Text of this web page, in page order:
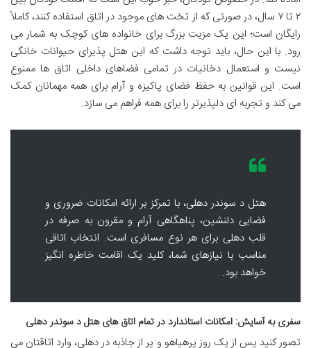
۲ تا ۷ سال، در صورتی که از تخت های موجود در اتاق استفاده کنند، کاملاً
رایگان است؛ این یک مزیت بزرگ برای خانواده های کوچک به شمار می
رود. با این حال، باید توجه داشت که این هتل پذیرای حیوانات خانگی
نیست و استعمال دخانیات در تمامی فضاهای داخلی اتاق ها ممنوع
است. این قوانین به حفظ فضای پاکیزه و آرام برای همه مهمانان کمک
می کند و تجربه ای دلپذیرتر را برای همه فراهم می سازد.
هتل د سوندر دهلی، با تمرکز بر ارائه امکانات ضروری و
فضایی دلنشین، پناهگاهی آرام و مقرون به صرفه در
قلب دهلی برای هر نوع مسافری است. انتخاب اتاقی
مناسب با نیازهای شما، کلید یک اقامت خاطره انگیز
خواهد بود.
سفری به آسایش: امکانات استاندارد در تمام اتاق های هتل د سوندر دهلی
تصور کنید پس از یک روز پرهیاهو و پر از جاذبه در دهلی، وارد اتاقتان می